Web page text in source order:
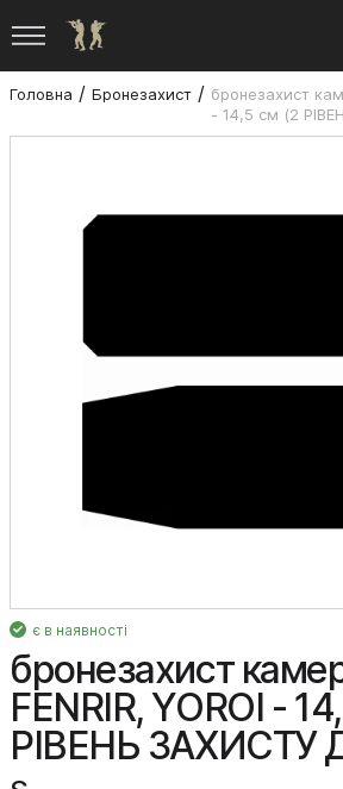
Головна Бронезахист
бронезахист
- 14,5 см (2
є в наявності
бронезахист
FENRIR, YOROI -
РІВЕНЬ ЗАХИСТУ